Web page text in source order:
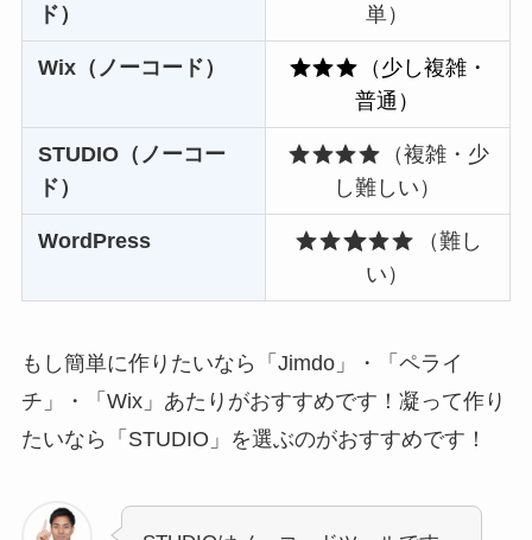
ド）
単）
Wix（ノーコード）
（少し複雑・
普通）
STUDIO（ノーコー
ド）
（複雑・少
し難しい）
WordPress
（難し
い）
もし簡単に作りたいなら「Jimdo」・「ペライ
チ」・「Wix」あたりがおすすめです！凝って作り
たいなら「STUDIO」を選ぶのがおすすめです！